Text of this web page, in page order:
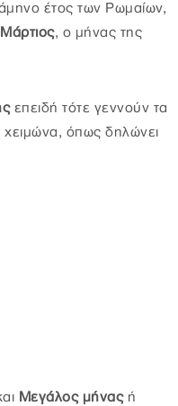
έτος των Ρωμαίων,
Μάρτιος, ο μήνας της
επειδή τότε γεννούν τα
χειμώνα, όπως δηλώνει
Μεγάλος μήναςή